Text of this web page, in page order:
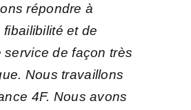
répondre à
fibailibilité et de
service de façon très
Nous travaillons
4F. Nous avons